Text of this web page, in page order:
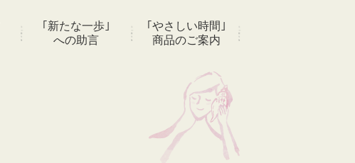
｢新たな一歩｣
への助言
｢やさしい時間｣
商品のご案内